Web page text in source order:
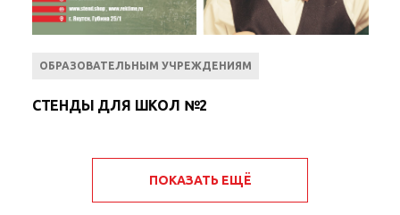
ОБРАЗОВАТЕЛЬНЫМ УЧРЕЖДЕНИЯМ
СТЕНДЫ ДЛЯ ШКОЛ №2
ПОКАЗАТЬ ЕЩЁ